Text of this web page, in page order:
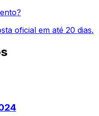
oficial em até 20 dias.